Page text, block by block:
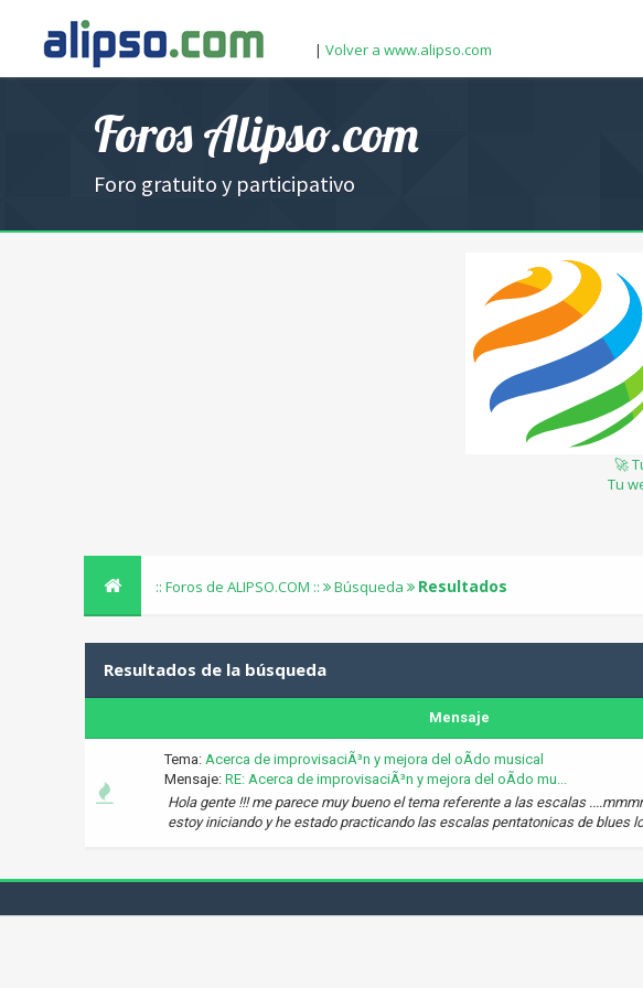
| Volver a www.alipso.com
Foros Alipso.com
Foro gratuito y participativo
🚀
Tu
:: Foros de ALIPSO.COM :: Búsqueda Resultados
Resultados de la búsqueda
Mensaje
Tema: Acerca de improvisaciÃ³n y mejora del oÃ­do musical
Mensaje: RE: Acerca de improvisaciÃ³n y mejora del oÃ­do mu...
Hola gente !!! me parece muy bueno el tema referente a las escalas
estoy iniciando y he estado practicando las escalas pentatonicas de blues